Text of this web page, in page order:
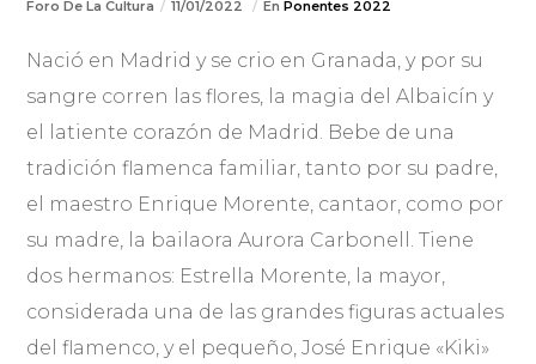
Foro De La Cultura 11/01/2022 EnPonentes 2022
Nació en Madrid y se crio en Granada, y por su
sangre corren las flores, la magia del Albaicín y
el latiente corazón de Madrid. Bebe de una
tradición flamenca familiar, tanto por su padre,
el maestro Enrique Morente, cantaor, como por
su madre, la bailaora Aurora Carbonell. Tiene
dos hermanos: Estrella Morente, la mayor,
considerada una de las grandes figuras actuales
del flamenco, y el pequeño, José Enrique «Kiki»